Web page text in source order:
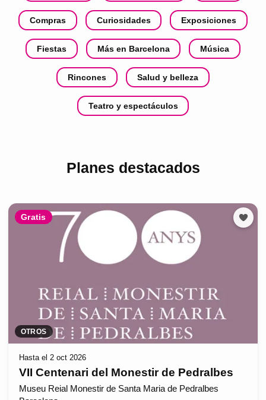
Compras Curiosidades Exposiciones
Fiestas Más en Barcelona Música
Rincones Salud y belleza
Teatro y espectáculos
Planes destacados
Gratis
OTROS
Hasta el 2 oct 2026
VII Centenari del Monestir de Pedralbes
Museu Reial Monestir de Santa Maria de Pedralbes